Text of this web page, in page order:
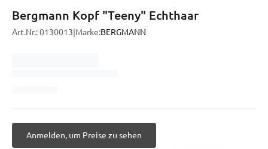
Bergmann Kopf "Teeny" Echthaar
Art.Nr.:0130013 Marke:BERGMANN
Anmelden, um Preise zu sehen